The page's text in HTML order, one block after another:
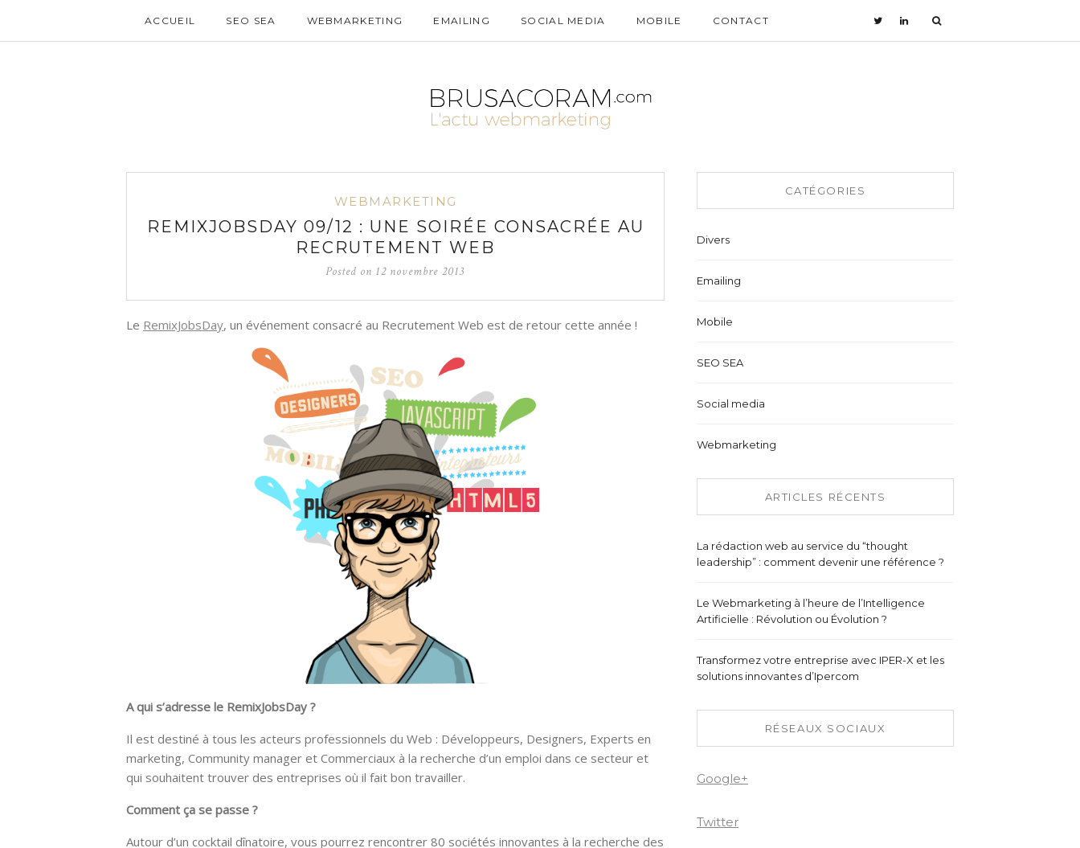
ACCUEIL SEO SEA WEBMARKETING EMAILING SOCIAL MEDIA MOBILE CONTACT
WEBMARKETING
REMIXJOBSDAY 09/12 : UNE SOIRÉE CONSACRÉE AU
RECRUTEMENT WEB
Posted on 12 novembre 2013
Le RemixJobsDay, un événement consacré au Recrutement Web est de retour cette année !
A qui s’adresse le RemixJobsDay ?
Il est destiné à tous les acteurs professionnels du Web : Développeurs, Designers, Experts en
marketing, Community manager et Commerciaux à la recherche d’un emploi dans ce secteur et
qui souhaitent trouver des entreprises où il fait bon travailler.
Comment ça se passe ?
Autour d’un cocktail dînatoire, vous pourrez rencontrer 80 sociétés innovantes à la recherche des
CATÉGORIES
Divers
Emailing
Mobile
SEO SEA
Social media
Webmarketing
ARTICLES RÉCENTS
La rédaction web au service du “thought
leadership” : comment devenir une référence ?
Le Webmarketing à l’heure de l’Intelligence
Artificielle : Révolution ou Évolution ?
Transformez votre entreprise avec IPER-X et les
solutions innovantes d’Ipercom
RÉSEAUX SOCIAUX
Google+
Twitter